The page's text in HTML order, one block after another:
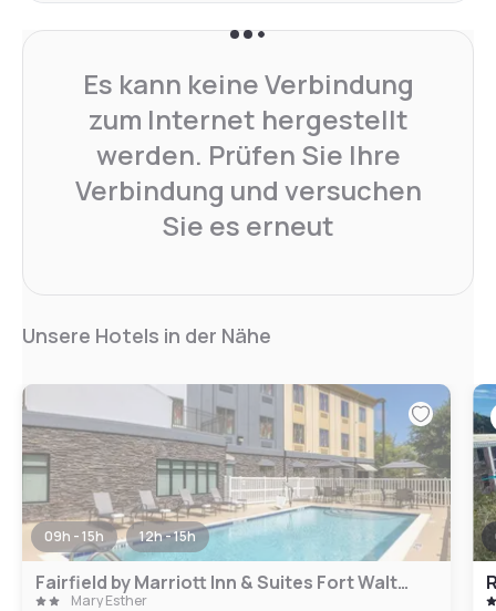
Es kann keine Verbindung
zum Internet hergestellt
werden. Prüfen Sie Ihre
Verbindung und versuchen
Sie es erneut
Unsere Hotels in der Nähe
09h - 15h 12h - 15h
Fairfield by Marriott Inn & Suites Fort Walton Beach Hurlburt Area
Mary Esther